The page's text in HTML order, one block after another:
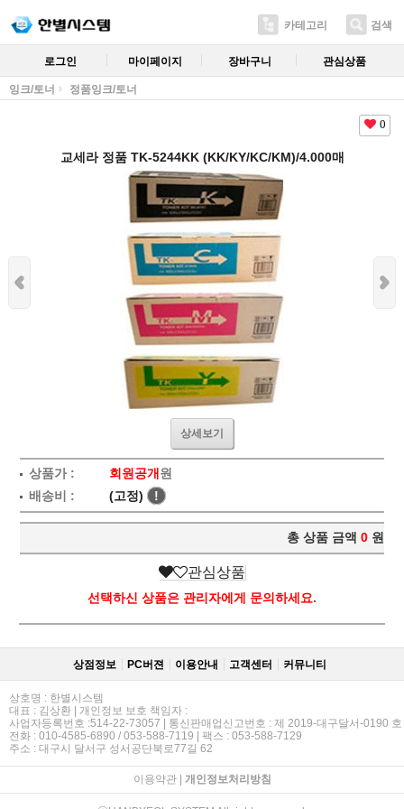
카테고리 검색
로그인 마이페이지 장바구니 관심상품
잉크/토너 정품잉크/토너
0
교세라 정품 TK-5244KK (KK/KY/KC/KM)/4.000매
상세보기
상품가 : 회원공개 원
배송비 :
(고정) !
총 상품 금액 0 원
관심상품
선택하신 상품은 관리자에게 문의하세요.
상점정보 PC버젼 이용안내 고객센터 커뮤니티
상호명 : 한별시스템
대표 : 김상환 | 개인정보 보호 책임자 :
사업자등록번호 :514-22-73057 | 통신판매업신고번호 : 제 2019-대구달서-0190 호
전화 : 010-4585-6890 / 053-588-7119 | 팩스 : 053-588-7129
주소 : 대구시 달서구 성서공단북로77길 62
이용약관| 개인정보처리방침